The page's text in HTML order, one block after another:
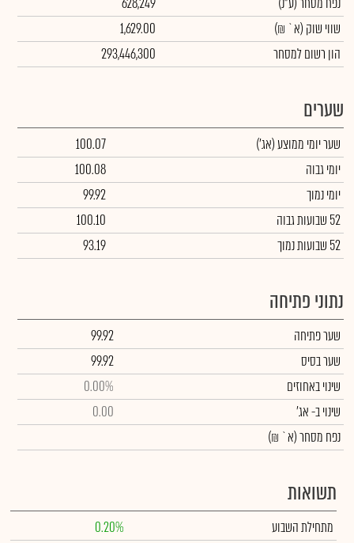
שווי שוק (א` ₪)
1,629.00
הון רשום למסחר
293,446,300
שערים
שער יומי ממוצע(אג')
100.07
יומי גבוה
100.08
יומי נמוך
99.92
52 שבועות גבוה
100.10
52 שבועות נמוך
93.19
נתוני פתיחה
שער פתיחה
99.92
שער בסיס
99.92
שינוי באחוזים
0.00%
שינויב- אג'
0.00
נפח מסחר(א` ₪)
תשואות
מתחילת השבוע
0.20%